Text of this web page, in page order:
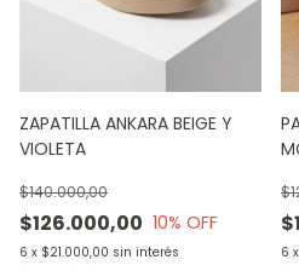
ZAPATILLA ANKARA BEIGE Y
VIOLETA
$126.000,00
$140.000,00
10% OFF
6 x $21.000,00 sin interés 6 x